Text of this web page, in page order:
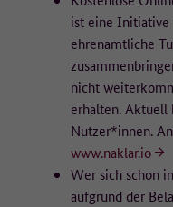
ist eine Initiative
ehrenamtliche
nicht
erhalten. Aktuell
Nutzer*innen.
www.naklar.io
Wer sich schon
aufgrund der